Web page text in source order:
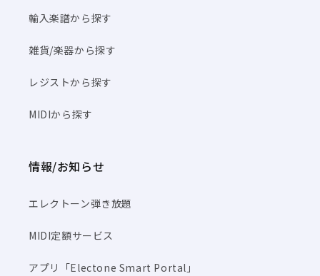
輸入楽譜から探す
雑貨/楽器から探す
レジストから探す
MIDIから探す
情報/お知らせ
エレクトーン弾き放題
MIDI定額サービス
アプリ「Electone Smart Portal」